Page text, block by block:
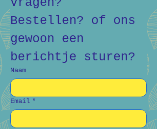
Bestellen? of ons
gewoon een
berichtje sturen?
Naam
Email *